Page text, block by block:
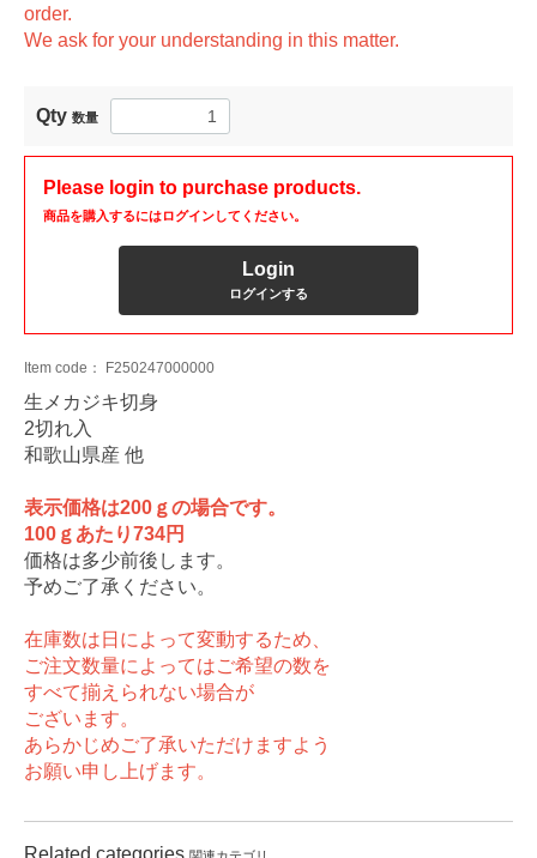
order.
We ask for your understanding in this matter.
Qty 数量
Please login to purchase products.
商品を購入するにはログインしてください。
Login
ログインする
Item code： F250247000000
生メカジキ切身
2切れ入
和歌山県産 他
表示価格は200ｇの場合です。
100ｇあたり734円
価格は多少前後します。
予めご了承ください。
在庫数は日によって変動するため、
ご注文数量によってはご希望の数を
すべて揃えられない場合が
ございます。
あらかじめご了承いただけますよう
お願い申し上げます。